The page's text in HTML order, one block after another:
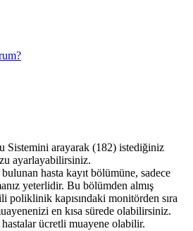
Sistemini arayarak (182) istediğiniz
ayarlayabilirsiniz.
hasta kayıt bölümüne, sadece
yeterlidir. Bu bölümden almış
poliklinik kapısındaki monitörden sıra
en kısa sürede olabilirsiniz.
ücretli muayene olabilir.